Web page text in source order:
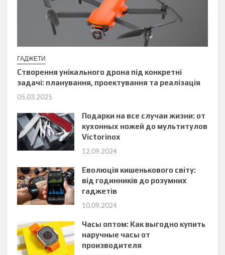
ГАДЖЕТИ
Створення унікального дрона під конкретні
задачі: планування, проектування та реалізація
05.03.2025
Подарки на все случаи жизни: от
кухонных ножей до мультитулов
Victorinox
12.09.2024
Еволюція кишенькового світу:
від годинників до розумних
гаджетів
10.09.2024
Часы оптом: Как выгодно купить
наручные часы от
производителя